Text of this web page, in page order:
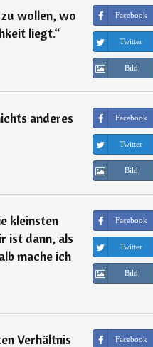
wollen, wo
liegt.“
Facebook
Twitter
Bild
anderes
Facebook
Twitter
Bild
kleinsten
ist dann, als
mache ich
Facebook
Twitter
Bild
Verhältnis
Facebook